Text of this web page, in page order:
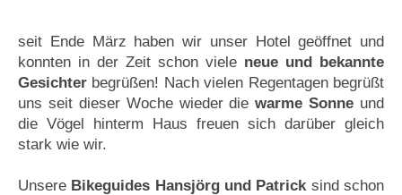
seit Ende März haben wir unser Hotel geöffnet und
konnten in der Zeit schon viele neue und bekannte
Gesichter begrüßen! Nach vielen Regentagen begrüßt
uns seit dieser Woche wieder diewarme Sonne und
die Vögel hinterm Haus freuen sich darüber gleich
stark wie wir.
Unsere Bikeguides Hansjörg und Patricksind schon